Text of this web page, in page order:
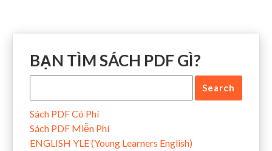
BẠN TÌM SÁCH PDF GÌ?
Sách PDF Có Phí
Sách PDF Miễn Phí
ENGLISH YLE (Young Learners English)